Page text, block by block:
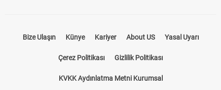
Bize Ulaşın Künye Kariyer About US Yasal Uyarı
Çerez Politikası Gizlilik Politikası
KVKK Aydınlatma Metni Kurumsal